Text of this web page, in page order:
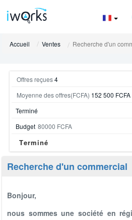
FR
Accueil Ventes Recherche d'un
Offres reçues4
Moyenne des offres(FCFA) 152 500 FCFA
Terminé
Budget 80000 FCFA
Terminé
Recherche d'un commercial
Bonjour,
nous sommes une société en